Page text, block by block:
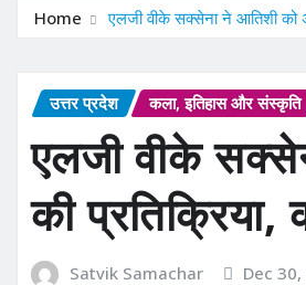
Home एलजी वीके सक्सेना ने आतिशी को
उत्तर प्रदेश कला, इतिहास और संस्कृति
एलजी वीके
की
Satvik Samachar Dec